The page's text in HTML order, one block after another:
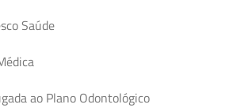
Saúde
ao Plano Odontológico